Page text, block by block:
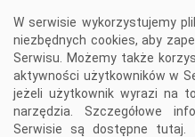
W serwisie wykorzystujemy
niezbędnych cookies, aby
Serwisu. Możemy także
aktywności użytkowników w
jeżeli użytkownik wyrazi na
narzędzia. Szczegółowe
Serwisie są dostępne tutaj